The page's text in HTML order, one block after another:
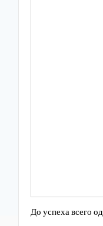
До успеха всего